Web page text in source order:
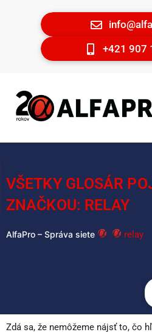
+421 907
VŠETKY GLOSÁR
ZNAČKOU: RELAY
AlfaPro – Správa siete relay
Zdá sa, že nemôžeme nájsť to, čo